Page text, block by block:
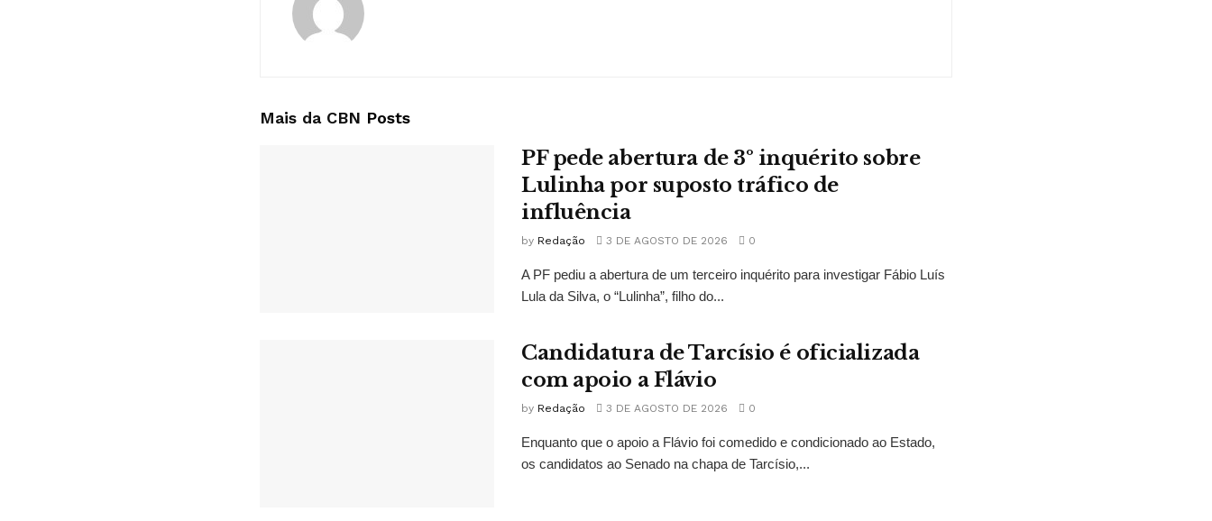
Mais da CBN Posts
PF pede abertura de 3º inquérito sobre
Lulinha por suposto tráfico de
influência
by Redação 3 DE AGOSTO DE 2026 0
A PF pediu a abertura de um terceiro inquérito para investigar Fábio Luís
Lula da Silva, o “Lulinha”, filho do...
Candidatura de Tarcísio é oficializada
com apoio a Flávio
by Redação 3 DE AGOSTO DE 2026 0
Enquanto que o apoio a Flávio foi comedido e condicionado ao Estado,
os candidatos ao Senado na chapa de Tarcísio,...